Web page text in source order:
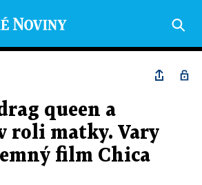
queen a
roli matky. Vary
film Chica